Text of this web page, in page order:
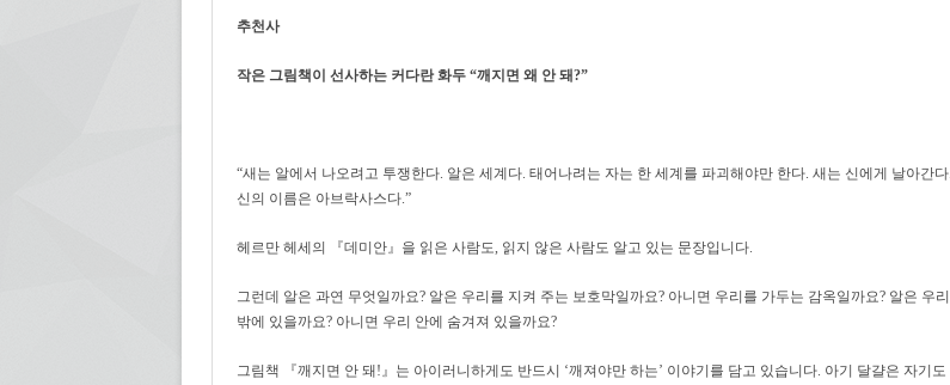
추천사
작은 그림책이 선사하는 커다란 화두 “깨지면 왜 안 돼?”
“새는 알에서 나오려고 투쟁한다. 알은 세계다. 태어나려는 자는 한 세계를 파괴해야만 한다. 새는 신에게 날아간다.
신의 이름은 아브락사스다.”
헤르만 헤세의 『데미안』을 읽은 사람도, 읽지 않은 사람도 알고 있는 문장입니다.
그런데 알은 과연 무엇일까요? 알은 우리를 지켜 주는 보호막일까요? 아니면 우리를 가두는 감옥일까요? 알은 우리
밖에 있을까요? 아니면 우리 안에 숨겨져 있을까요?
그림책 『깨지면 안 돼!』는 아이러니하게도 반드시 ‘깨져야만 하는’ 이야기를 담고 있습니다. 아기 달걀은 자기도